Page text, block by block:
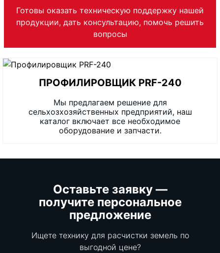
ПРОФИЛИРОВЩИК PRF-240
Мы предлагаем решение для
сельхозхозяйственных предприятий, наш
каталог включает все необходимое
оборудование и запчасти.
Готовы оказать техническую поддержку нашей
продукции, дать консультацию, помочь решить
вопросы
Оставьте заявку —
получите персональное
предложение
Ищете технику для расчистки земель по
выгодной цене?